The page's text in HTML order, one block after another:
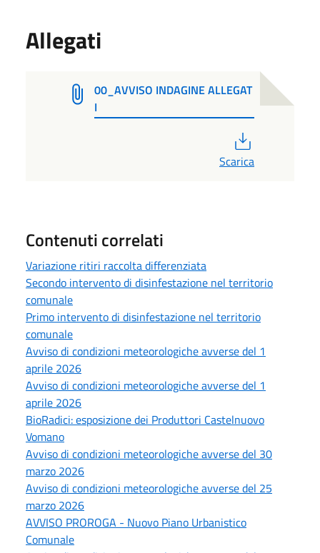
Allegati
00_AVVISO INDAGINE ALLEGAT
I
Scarica
Contenuti correlati
Variazione ritiri raccolta differenziata
Secondo intervento di disinfestazione nel territorio
comunale
Primo intervento di disinfestazione nel territorio
comunale
Avviso di condizioni meteorologiche avverse del 1
aprile 2026
Avviso di condizioni meteorologiche avverse del 1
aprile 2026
BioRadici: esposizione dei Produttori Castelnuovo
Vomano
Avviso di condizioni meteorologiche avverse del 30
marzo 2026
Avviso di condizioni meteorologiche avverse del 25
marzo 2026
AVVISO PROROGA - Nuovo Piano Urbanistico
Comunale